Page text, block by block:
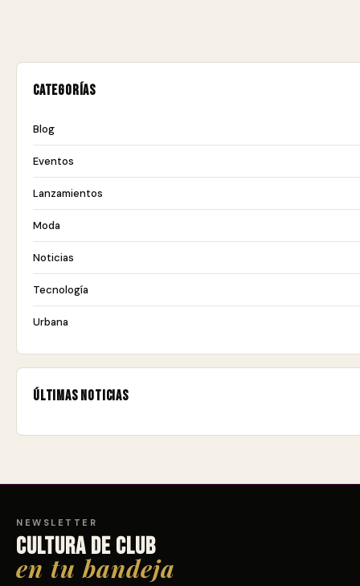
Categorías
Blog
Eventos
Lanzamientos
Moda
Noticias
Tecnología
Urbana
Últimas noticias
NEWSLETTER
Cultura de club
en tu bandeja